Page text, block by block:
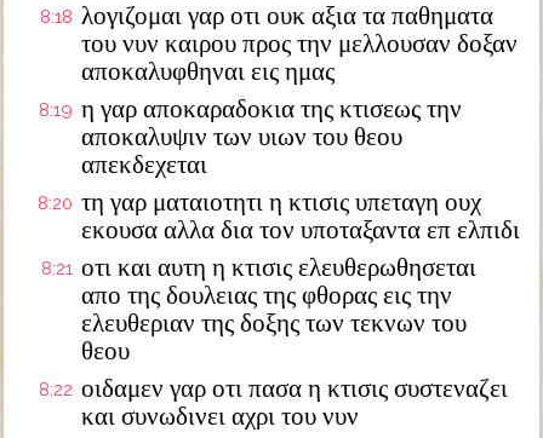
8:18 λογιζομαι γαρ οτι ουκ αξια τα παθηματα
του νυν καιρου προς την μελλουσαν δοξαν
αποκαλυφθηναι εις ημας
8:19 η γαρ αποκαραδοκια της κτισεως την
αποκαλυψιν των υιων του θεου
απεκδεχεται
8:20 τη γαρ ματαιοτητι η κτισις υπεταγη ουχ
εκουσα αλλα δια τον υποταξαντα επ ελπιδι
8:21 οτι και αυτη η κτισις ελευθερωθησεται
απο της δουλειας της φθορας εις την
ελευθεριαν της δοξης των τεκνων του
θεου
8:22 οιδαμεν γαρ οτι πασα η κτισις συστεναζει
και συνωδινει αχρι του νυν